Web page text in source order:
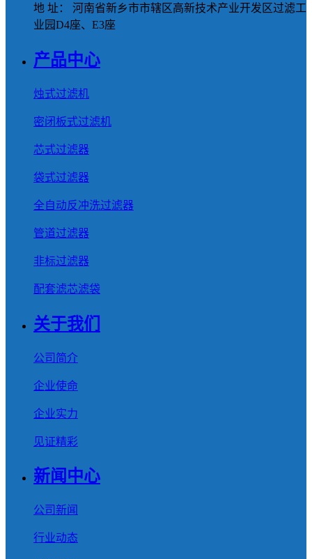
地 址： 河南省新乡市市辖区高新技术产业开发区过滤工
业园D4座、E3座
产品中心
烛式过滤机
密闭板式过滤机
芯式过滤器
袋式过滤器
全自动反冲洗过滤器
管道过滤器
非标过滤器
配套滤芯滤袋
关于我们
公司简介
企业使命
企业实力
见证精彩
新闻中心
公司新闻
行业动态